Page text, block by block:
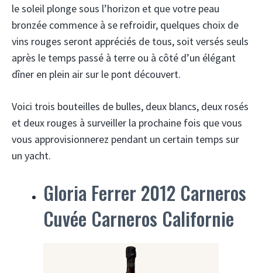
le soleil plonge sous l’horizon et que votre peau
bronzée commence à se refroidir, quelques choix de
vins rouges seront appréciés de tous, soit versés seuls
après le temps passé à terre ou à côté d’un élégant
dîner en plein air sur le pont découvert.
Voici trois bouteilles de bulles, deux blancs, deux rosés
et deux rouges à surveiller la prochaine fois que vous
vous approvisionnerez pendant un certain temps sur
un yacht.
Gloria Ferrer 2012 Carneros
Cuvée Carneros Californie